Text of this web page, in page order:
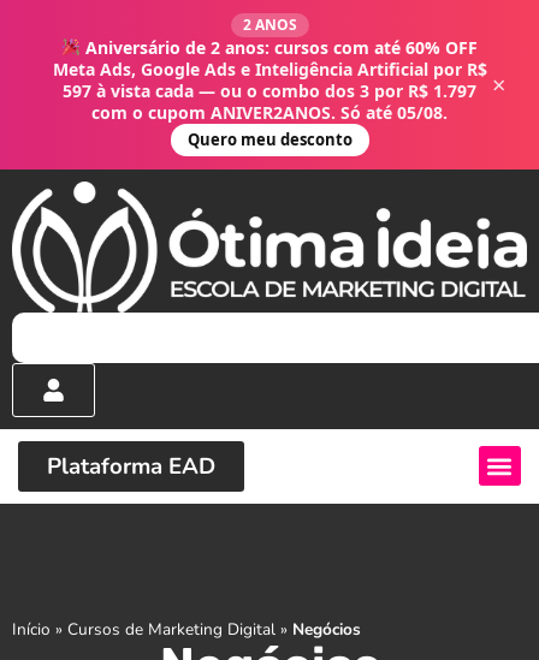
2 ANOS
Aniversário de 2 anos: cursos com até 60% OFF
Meta Ads, Google Ads e Inteligência Artificial por R$
597 à vista cada — ou o combo dos 3 por R$ 1.797
com o cupom ANIVER2ANOS. Só até 05/08.
Quero meu desconto
×
Plataforma EAD
Início » Cursos de Marketing Digital » Negócios